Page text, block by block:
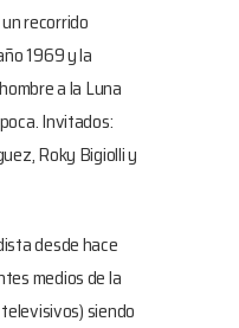
recorrido
1969 y la
a la Luna
Invitados:
Roky Bigiolli y
desde hace
medios de la
siendo